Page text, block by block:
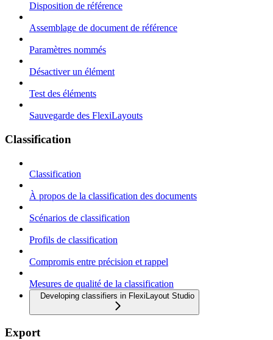
Disposition de référence
Assemblage de document de référence
Paramètres nommés
Désactiver un élément
Test des éléments
Sauvegarde des FlexiLayouts
Classification
Classification
À propos de la classification des documents
Scénarios de classification
Profils de classification
Compromis entre précision et rappel
Mesures de qualité de la classification
Developing classifiers in FlexiLayout Studio
Export